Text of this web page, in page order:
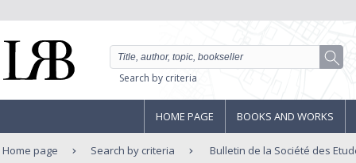
Search by criteria
HOME PAGE BOOKS AND WORKS
Home page Search by criteria Bulletin de la Société des